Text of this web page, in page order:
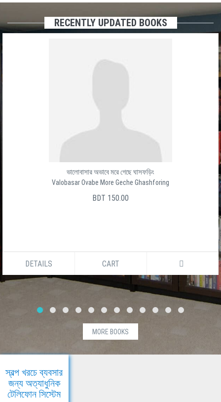
RECENTLY UPDATED BOOKS
ভালোবাসার অভাবে মরে গেছে ঘাসফড়িং
Valobasar Ovabe More Geche Ghashforing
BDT 150.00
DETAILS CART
MORE BOOKS
স্বল্প খরচে ব্যবসার
জন্য অত্যাধুনিক
টেলিফোন সিস্টেম